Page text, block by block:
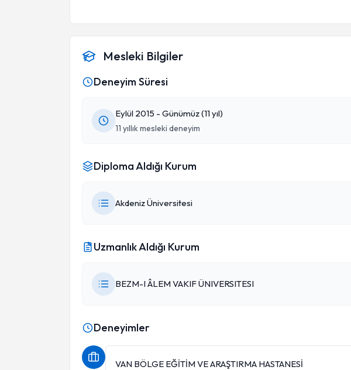
Mesleki Bilgiler
Deneyim Süresi
Eylül 2015 - Günümüz (11 yıl)
11 yıllık mesleki deneyim
Diploma Aldığı Kurum
Akdeniz Üniversitesi
Uzmanlık Aldığı Kurum
BEZM-I ÂLEM VAKIF ÜNIVERSITESI
Deneyimler
VAN BÖLGE EĞİTİM VE ARAŞTIRMA HASTANESİ